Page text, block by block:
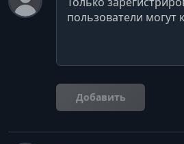
Добавить